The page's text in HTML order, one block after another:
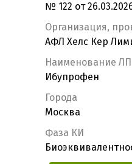
№ 122 от
Организация,
АФЛ Хелс Кер
Наименование ЛП
Ибупрофен
Города
Москва
Фаза КИ